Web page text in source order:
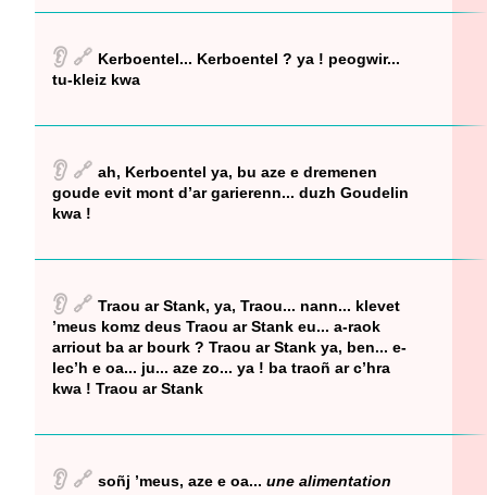
👂 🔗 Kerboentel... Kerboentel ? ya ! peogwir...
tu-kleiz kwa
👂 🔗 ah, Kerboentel ya, bu aze e dremenen
goude evit mont d’ar garierenn... duzh Goudelin
kwa !
👂 🔗 Traou ar Stank, ya, Traou... nann... klevet
’meus komz deus Traou ar Stank eu... a-raok
arriout ba ar bourk ? Traou ar Stank ya, ben... e-
lec’h e oa... ju... aze zo... ya ! ba traoñ ar c’hra
kwa ! Traou ar Stank
👂 🔗 soñj ’meus, aze e oa... une alimentation